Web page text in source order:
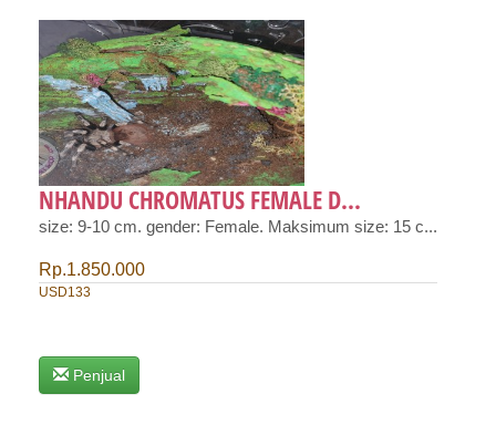
NHANDU CHROMATUS FEMALE D...
size: 9-10 cm. gender: Female. Maksimum size: 15 c...
Rp.1.850.000
USD133
Penjual